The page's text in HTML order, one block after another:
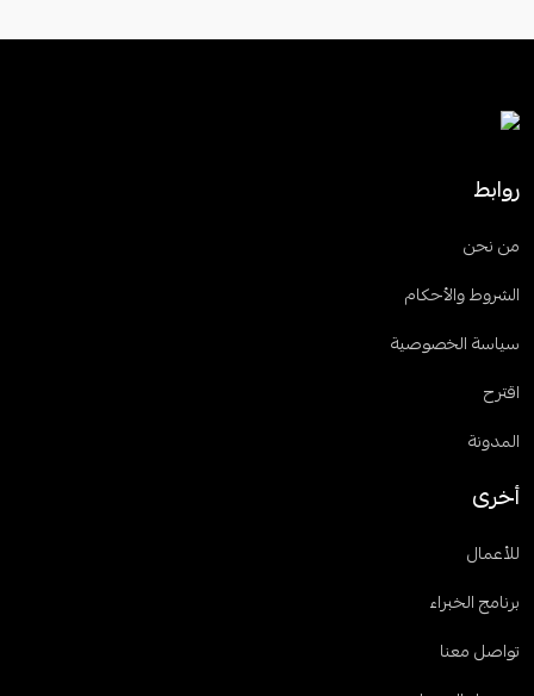
روابط
من نحن
الشروط والأحكام
سياسة الخصوصية
اقترح
المدونة
أخرى
للأعمال
برنامج الخبراء
تواصل معنا